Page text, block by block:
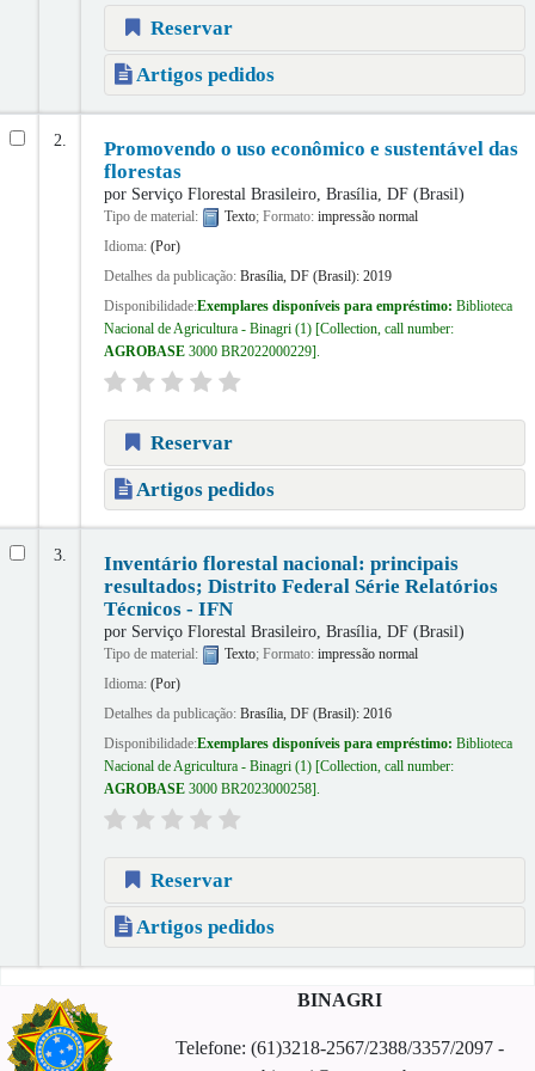
Reservar
Artigos pedidos
2.
Promovendo o uso econômico e sustentável das
florestas
por Serviço Florestal Brasileiro, Brasília, DF (Brasil)
Tipo de material: Texto; Formato: impressão normal
Idioma: (Por)
Detalhes da publicação: Brasília, DF (Brasil): 2019
Disponibilidade:Exemplares disponíveis para empréstimo: Biblioteca
Nacional de Agricultura - Binagri(1) Collection, call number:
AGROBASE 3000 BR2022000229 .
Reservar
Artigos pedidos
3.
Inventário florestal nacional: principais
resultados; Distrito Federal Série Relatórios
Técnicos - IFN
por Serviço Florestal Brasileiro, Brasília, DF (Brasil)
Tipo de material: Texto; Formato: impressão normal
Idioma: (Por)
Detalhes da publicação: Brasília, DF (Brasil): 2016
Disponibilidade:Exemplares disponíveis para empréstimo: Biblioteca
Nacional de Agricultura - Binagri(1) Collection, call number:
AGROBASE 3000 BR2023000258 .
Reservar
Artigos pedidos
BINAGRI
Telefone: (61)3218-2567/2388/3357/2097 -